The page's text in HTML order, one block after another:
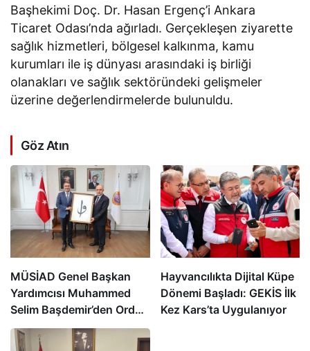
Başhekimi Doç. Dr. Hasan Ergenç’i Ankara
Ticaret Odası’nda ağırladı. Gerçekleşen ziyarette
sağlık hizmetleri, bölgesel kalkınma, kamu
kurumları ile iş dünyası arasındaki iş birliği
olanakları ve sağlık sektöründeki gelişmeler
üzerine değerlendirmelerde bulunuldu.
Göz Atın
MÜSİAD Genel Başkan
Yardımcısı Muhammed
Selim Başdemir’den Ordu
Valisi Muammer Erol’a
Ziyaret
Hayvancılıkta Dijital Küpe
Dönemi Başladı: GEKİS İlk
Kez Kars’ta Uygulanıyor